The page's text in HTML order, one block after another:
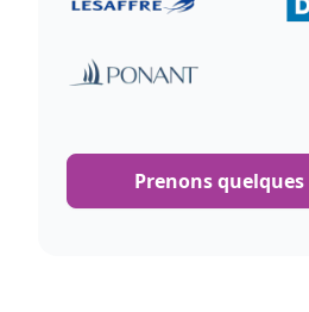
Prenons